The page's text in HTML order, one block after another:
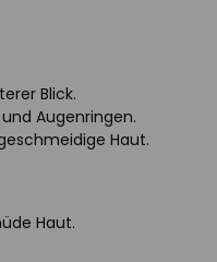
Blick.
Augenringen.
Haut.
Haut.